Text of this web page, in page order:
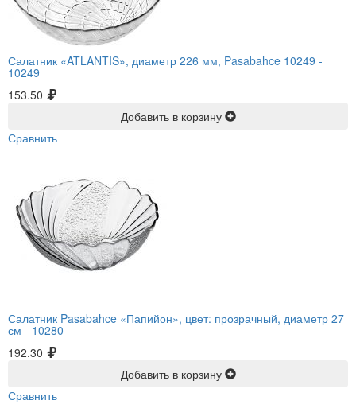
Салатник «ATLANTIS», диаметр 226 мм, Pasabahce 10249 -
10249
153.50
Добавить в корзину
Сравнить
Салатник Pasabahce «Папийон», цвет: прозрачный, диаметр 27
см - 10280
192.30
Добавить в корзину
Сравнить